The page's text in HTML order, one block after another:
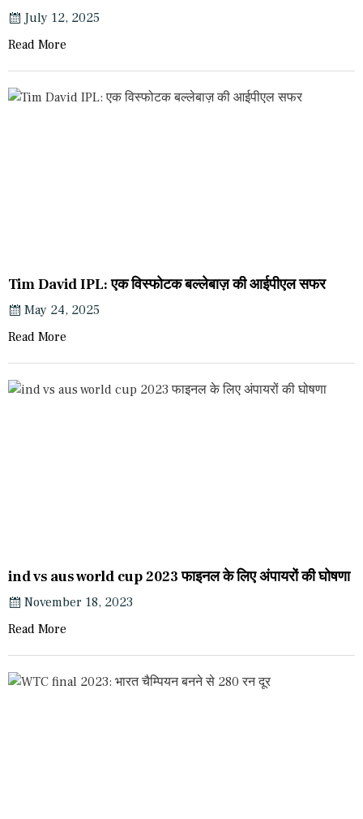
July 12, 2025
Read More
Tim David IPL: एक विस्फोटक बल्लेबाज़ की आईपीएल सफर
May 24, 2025
Read More
ind vs aus world cup 2023 फाइनल के लिए अंपायरों की घोषणा
November 18, 2023
Read More